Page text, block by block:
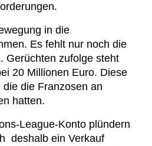
in die
Es fehlt nur noch die
Gerüchten zufolge steht
20 Millionen Euro. Diese
die Franzosen an
hatten.
League-Konto plündern
deshalb ein Verkauf